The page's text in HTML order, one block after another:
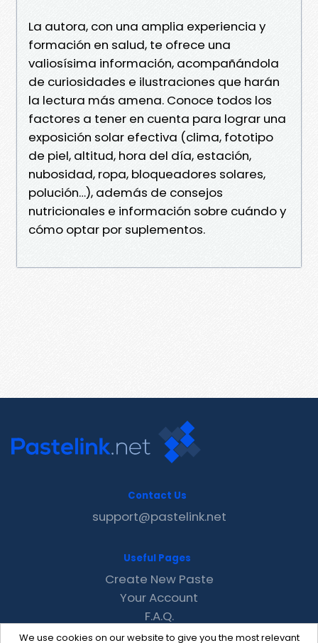
La autora, con una amplia experiencia y
formación en salud, te ofrece una
valiosísima información, acompañándola
de curiosidades e ilustraciones que harán
la lectura más amena. Conoce todos los
factores a tener en cuenta para lograr una
exposición solar efectiva (clima, fototipo
de piel, altitud, hora del día, estación,
nubosidad, ropa, bloqueadores solares,
polución…), además de consejos
nutricionales e información sobre cuándo y
cómo optar por suplementos.
We use cookies on our website to give you the most relevant
Contact Us
support@pastelink.net
Useful Pages
Create New Paste
Your Account
F.A.Q.
Recent